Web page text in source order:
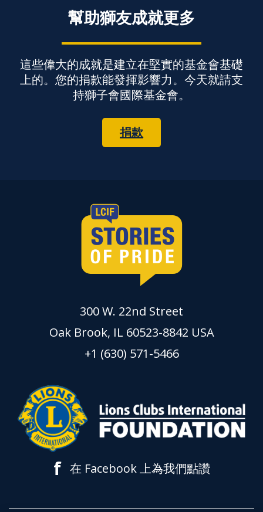
幫助獅友成就更多
這些偉大的成就是建立在堅實的基金會基礎
上的。您的捐款能發揮影響力。今天就請支
持獅子會國際基金會。
捐款
300 W. 22nd Street
Oak Brook, IL 60523-8842 USA
+1 (630) 571-5466
f 在 Facebook 上為我們點讚